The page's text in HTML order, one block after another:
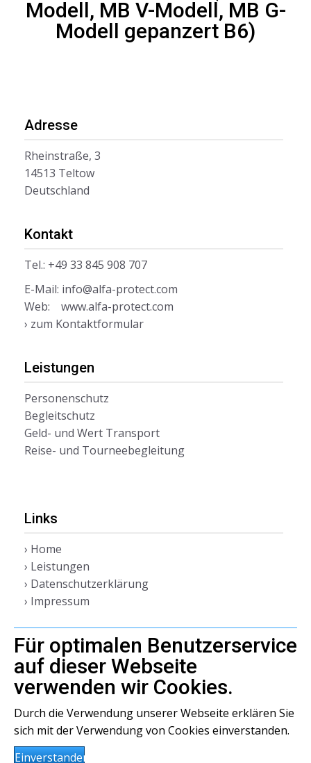
Modell, MB V-Modell, MB G-
Modell gepanzert B6)
Adresse
Rheinstraße, 3
14513 Teltow
Deutschland
Kontakt
Tel.: +49 33 845 908 707
E-Mail: info@alfa-protect.com
Web: www.alfa-protect.com
› zum Kontaktformular
Leistungen
Personenschutz
Begleitschutz
Geld- und Wert Transport
Reise- und Tourneebegleitung
Links
› Home
› Leistungen
› Datenschutzerklärung
› Impressum
Für optimalen Benutzerservice
auf dieser Webseite
verwenden wir Cookies.
Durch die Verwendung unserer Webseite erklären Sie
sich mit der Verwendung von Cookies einverstanden.
Einverstanden